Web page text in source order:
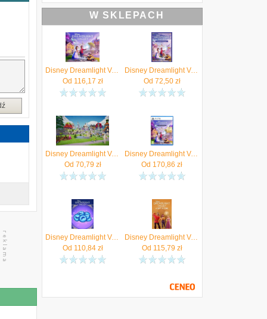
W SKLEPACH
Disney Dreamlight Valley (Xbox One Key)
Od 116,17 zł
Disney Dreamlight Valley. La guía oficial
Od 72,50zł
Disney Dreamlight Valley (Digital)
Od 70,79 zł
Disney Dreamlight Valley Cozy Edition (Gra PS5)
Od 170,86 zł
Disney Dreamlight Valley 14,500 Moonstones (PS4 Key)
Od 110,84zł
Disney Dreamlight Valley A Rift in Time (Xbox One Key)
Od 115,79 zł